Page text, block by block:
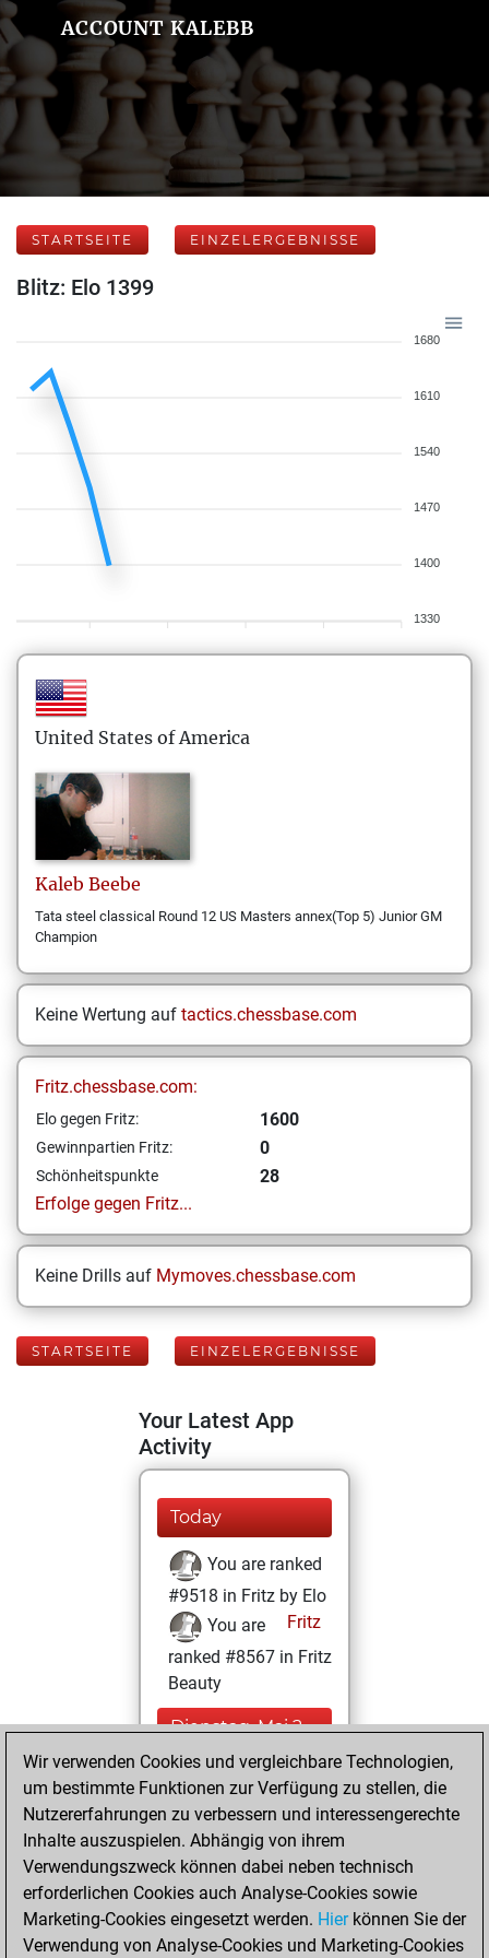
ACCOUNT KALEBB
STARTSEITE EINZELERGEBNISSE
Blitz: Elo 1399
1680
1610
1540
1470
1400
1330
United States of America
Kaleb Beebe
Tata steel classical Round 12 US Masters annex(Top 5) Junior GM
Champion
Keine Wertung auf tactics.chessbase.com
Fritz.chessbase.com:
Elo gegen Fritz: 1600
Gewinnpartien Fritz: 0
Schönheitspunkte
28
Erfolge gegen Fritz...
Keine Drills auf Mymoves.chessbase.com
STARTSEITE EINZELERGEBNISSE
Your Latest App
Activity
Today
You are ranked
#9518 in Fritz by Elo
Fritz
You are
ranked #8567 in Fritz
Beauty
Dienstag, Mai 2,
2023
You created
your Fritz account
Fritz
Montag, Mai
1, 2023
You played 4
Wir verwenden Cookies und vergleichbare Technologien,
um bestimmte Funktionen zur Verfügung zu stellen, die
Nutzererfahrungen zu verbessern und interessengerechte
Inhalte auszuspielen. Abhängig von ihrem
Verwendungszweck können dabei neben technisch
erforderlichen Cookies auch Analyse-Cookies sowie
Marketing-Cookies eingesetzt werden. Hierkönnen Sie der
Verwendung von Analyse-Cookies und Marketing-Cookies